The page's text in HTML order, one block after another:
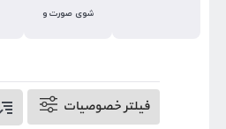
شوی صورت و
فیلتر خصوصیات